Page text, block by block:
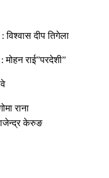
: विश्वास दीप तिगेला
मोहन राई”परदेशी”
राना
केरुङ